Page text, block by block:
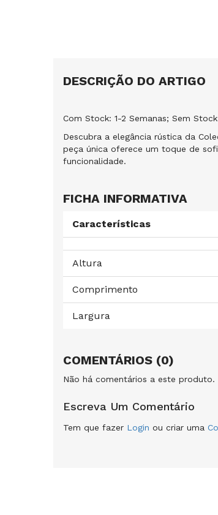
DESCRIÇÃO DO ARTIGO
Com Stock: 1-2 Semanas; Sem
Descubra a elegância rústica da
peça única oferece um toque de
funcionalidade.
FICHA INFORMATIVA
Características
Altura
Comprimento
Largura
COMENTÁRIOS (0)
Não há comentários a este produto.
Escreva Um Comentário
Tem que fazer Login ou criar uma